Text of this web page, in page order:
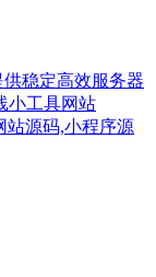
稳定高效服务器
小工具网站
站源码,小程序源